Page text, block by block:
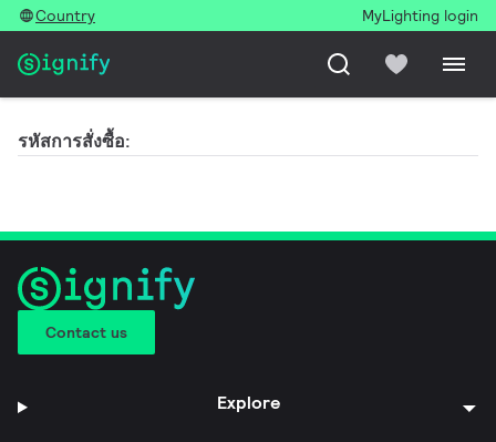
Country MyLighting login
รหัสการสั่งซื้อ:
Contact us
Explore